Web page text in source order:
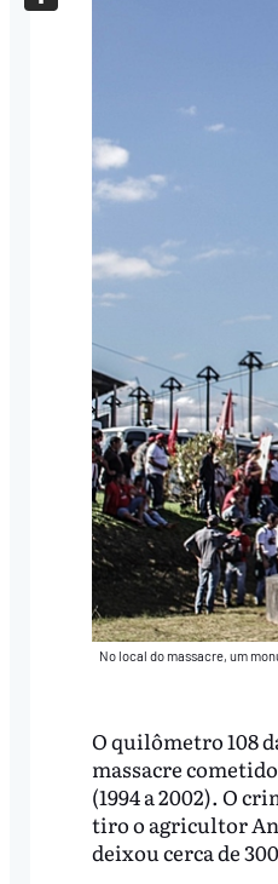
No local do massacre, um
O quilômetro 108
massacre
(1994 a 2002). O
tiro o agricultor
deixou cerca de